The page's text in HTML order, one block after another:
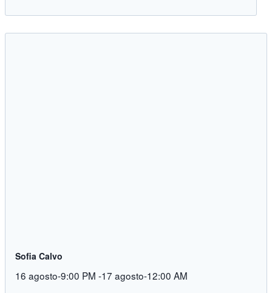
Sofia Calvo
16 agosto-9:00 PM -17 agosto-12:00 AM